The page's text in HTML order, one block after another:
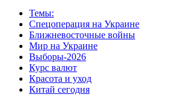
Темы:
Спецоперация на Украине
Ближневосточные войны
Мир на Украине
Выборы-2026
Курс валют
Красота и уход
Китай сегодня